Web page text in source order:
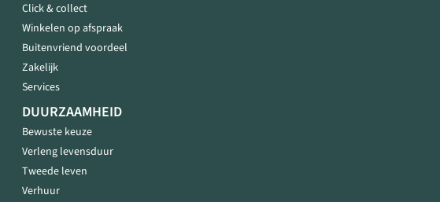
Click & collect
Winkelen op afspraak
Buitenvriend voordeel
Zakelijk
Services
DUURZAAMHEID
Bewuste keuze
Verleng levensduur
Tweede leven
Verhuur